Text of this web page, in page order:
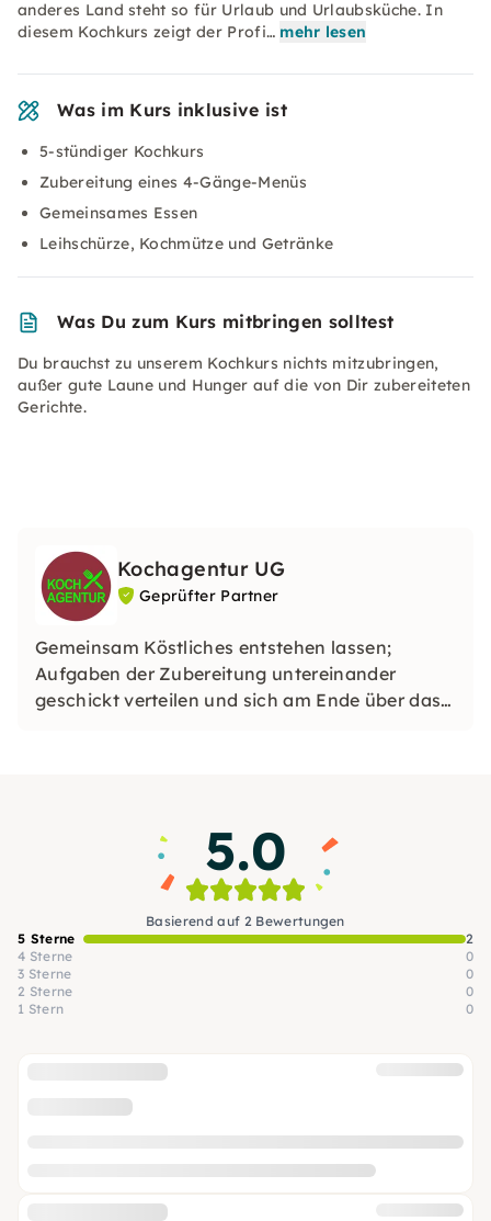
anderes Land steht so für Urlaub und Urlaubsküche. In
diesem Kochkurs zeigt der Profi… mehr lesen
Was im Kurs inklusive ist
5-stündiger Kochkurs
Zubereitung eines 4-Gänge-Menüs
Gemeinsames Essen
Leihschürze, Kochmütze und Getränke
Was Du zum Kurs mitbringen solltest
Du brauchst zu unserem Kochkurs nichts mitzubringen,
außer gute Laune und Hunger auf die von Dir zubereiteten
Gerichte.
Kochagentur UG
Geprüfter Partner
Gemeinsam Köstliches entstehen lassen;
Aufgaben der Zubereitung untereinander
geschickt verteilen und sich am Ende über das
5.0
Basierend auf 2 Bewertungen
5 Sterne
2
4 Sterne
0
3 Sterne
0
2 Sterne
0
1 Stern
0